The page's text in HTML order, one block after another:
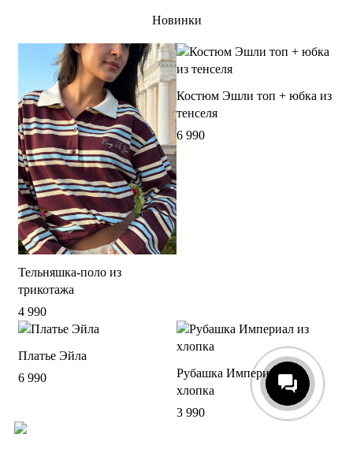
Новинки
Тельняшка-поло из
трикотажа
4 990
Костюм Эшли топ + юбка из
тенселя
6 990
Платье Эйла
6 990
Рубашка Империал из
хлопка
3 990